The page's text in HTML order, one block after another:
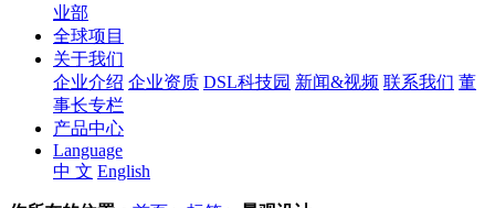
业部
全球项目
关于我们
企业介绍 企业资质 DSL科技园 新闻&视频 联系我们 董
事长专栏
产品中心
Language
中 文 English